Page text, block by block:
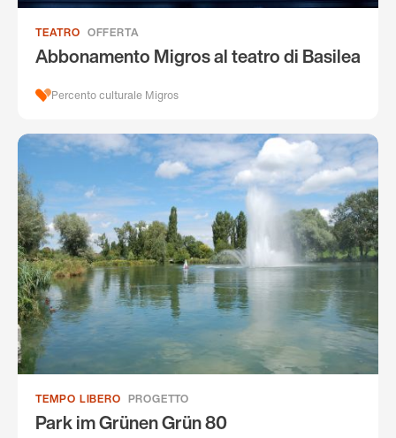
TEATRO OFFERTA
Abbonamento Migros al teatro di Basilea
Percento culturale Migros
TEMPO LIBERO PROGETTO
Park im Grünen Grün 80